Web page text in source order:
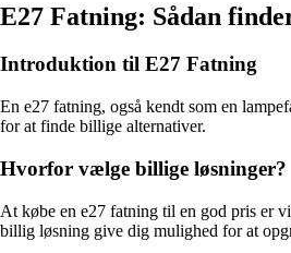
E27 Fatning: Sådan
Introduktion til E27 Fatning
En e27 fatning, også kendt som en
for at finde billige alternativer.
Hvorfor vælge billige løsninger?
At købe en e27 fatning til en god pris er
billig løsning give dig mulighed for at